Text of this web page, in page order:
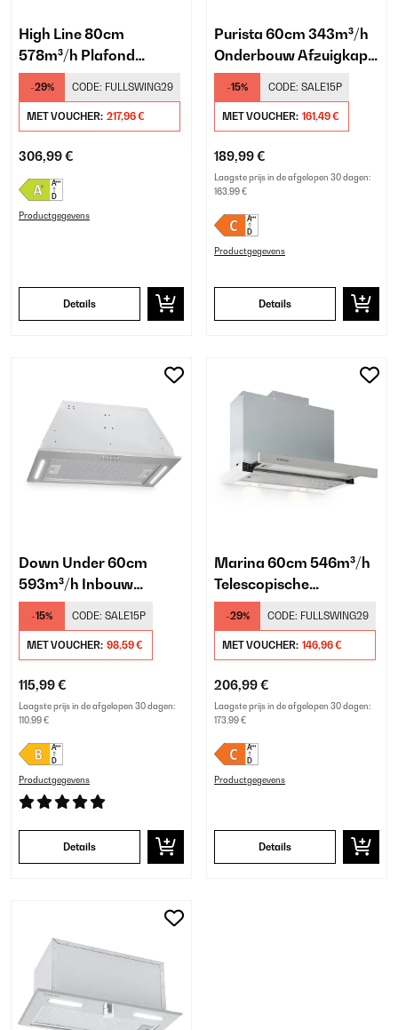
High Line 80cm
578m³/h Plafond
Afzuigkap Wit
-29% CODE: FULLSWING29
MET VOUCHER: 217,96 €
306,99 €
Productgegevens
Details
Purista 60cm 343m³/h
Onderbouw Afzuigkap
Zwart
-15% CODE: SALE15P
MET VOUCHER: 161,49 €
189,99 €
Laagste prijs in de afgelopen 30 dagen:
163,99 €
Productgegevens
Details
Down Under 60cm
593m³/h Inbouw
Afzuigkap Zilver
-15% CODE: SALE15P
MET VOUCHER: 98,59 €
115,99 €
Laagste prijs in de afgelopen 30 dagen:
110,99 €
Productgegevens
Details
Marina 60cm 546m³/h
Telescopische
Afzuigkap Wit
-29% CODE: FULLSWING29
MET VOUCHER: 146,96 €
206,99 €
Laagste prijs in de afgelopen 30 dagen:
173,99 €
Productgegevens
Details